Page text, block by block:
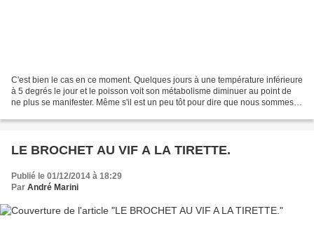
C'est bien le cas en ce moment. Quelques jours à une température inférieure
à 5 degrés le jour et le poisson voit son métabolisme diminuer au point de
ne plus se manifester. Même s'il est un peu tôt pour dire que nous sommes
LE BROCHET AU VIF A LA TIRETTE.
Publié le 01/12/2014 à 18:29
Par André Marini